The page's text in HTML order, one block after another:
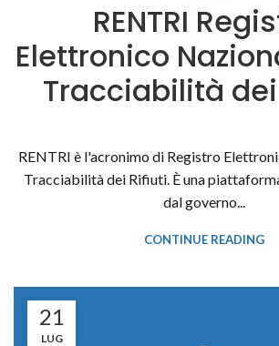
RENTRI
Elettronico
Tracciabilità
RENTRI è l'acronimo di Registro
Tracciabilità dei Rifiuti. È una
dal governo...
CONTINUE READING
21
LUG